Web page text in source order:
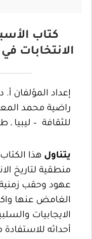
كتاب
الانتخابات في ليبيا
إعداد المؤلفان أ.
راضية محمد
للثقافة – ليبيا ـ
يتناول هذا
منطقية لتاريخ
عهود وحقب
الغامض عنها
الايجابيات
أحداثه